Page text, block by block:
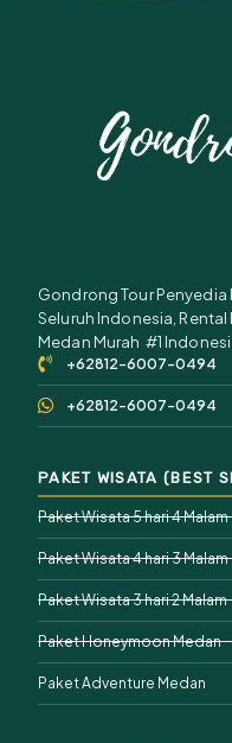
Gondrong Tour Penyedia
Seluruh Indonesia, Rental
Medan Murah #1
+62812-6007-0494
+62812-6007-0494
PAKET WISATA (BEST
Paket Wisata 5 hari 4 Malam
Paket Wisata 4 hari 3 Malam
Paket Wisata 3 hari 2 Malam
Paket Honeymoon Medan
Paket Adventure Medan